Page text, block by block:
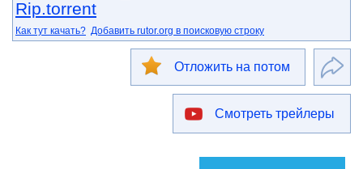
Rip.torrent
Как тут качать? Добавить rutor.org в поисковую строку
Отложить на потом
Смотреть трейлеры